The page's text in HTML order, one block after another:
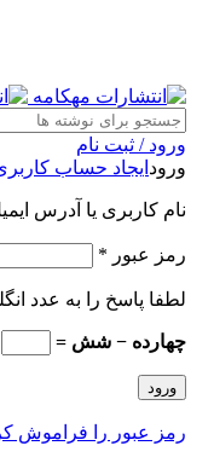
ورود / ثبت نام
ورود ایجاد حساب
نام کاربری یا آدرس
رمز عبور *
لطفا پاسخ را به عدد
چهارده − شش =
ورود
رمز عبور را فراموش